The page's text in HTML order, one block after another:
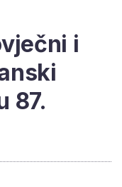
i
87.